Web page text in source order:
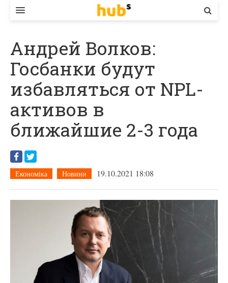
ЕКОНОМІКА
БІЗНЕС
СТАРТЕР
КОНТАКТИ
Андрей Волков:
Госбанки будут
избавляться от NPL-
активов в
ближайшие 2-3 года
Економіка Новини 19.10.2021 18:08